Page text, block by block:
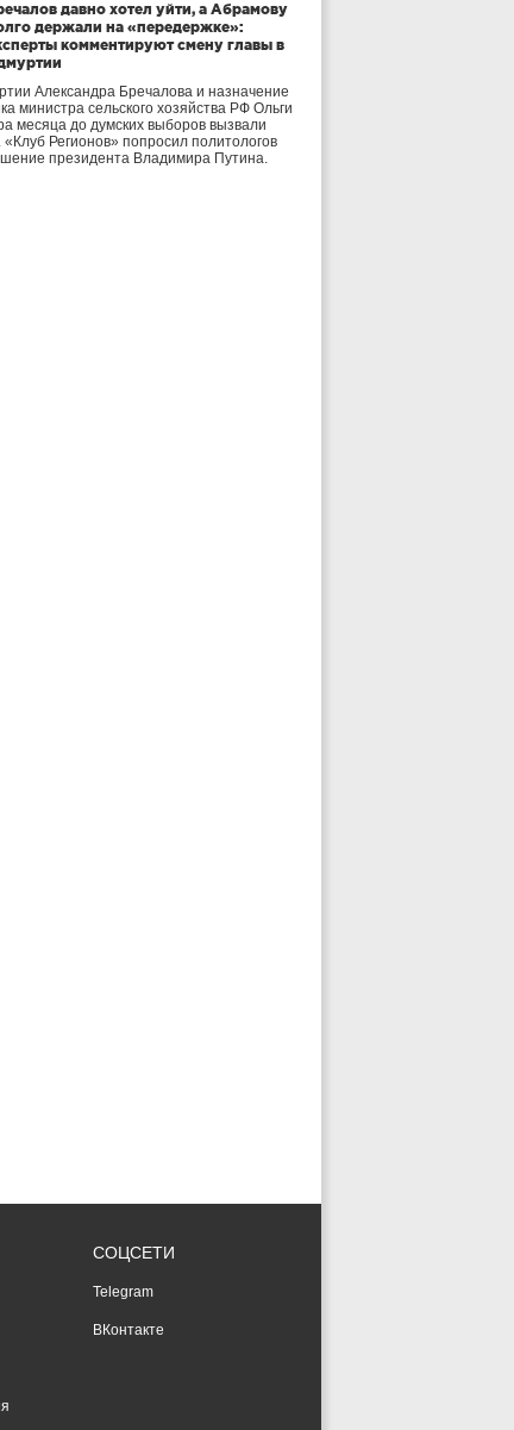
давно хотел уйти, а Абрамову
держали на «передержке»:
комментируют смену главы в
Александра Бречалова и назначение
министра сельского хозяйства РФ Ольги
месяца до думских выборов вызвали
«Клуб Регионов» попросил политологов
президента Владимира Путина.
СОЦСЕТИ
Telegram
ВКонтакте